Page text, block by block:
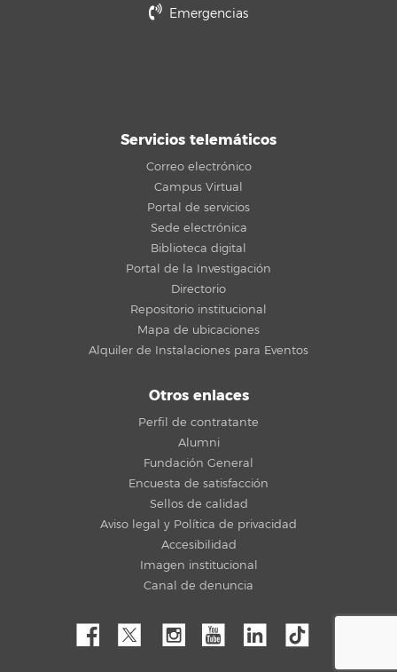
Emergencias
Servicios telemáticos
Correo electrónico
Campus Virtual
Portal de servicios
Sede electrónica
Biblioteca digital
Portal de la Investigación
Directorio
Repositorio institucional
Mapa de ubicaciones
Alquiler de Instalaciones para Eventos
Otros enlaces
Perfil de contratante
Alumni
Fundación General
Encuesta de satisfacción
Sellos de calidad
Aviso legal y Política de privacidad
Accesibilidad
Imagen institucional
Canal de denuncia